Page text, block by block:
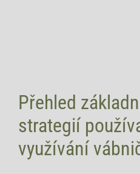
Přehled
strategií
využívání